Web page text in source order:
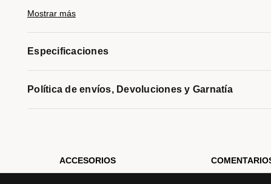
layering piece. Adjustable to fit wrists 7" to 12".
Mostrar más
Especificaciones
Política de envíos, Devoluciones y Garnatía
ACCESORIOS